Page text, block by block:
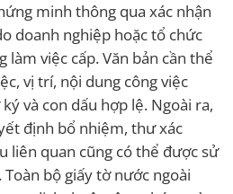
minh thông qua xác nhận
doanh nghiệp hoặc tổ chức
làm việc cấp. Văn bản cần thể
vị trí, nội dung công việc
và con dấu hợp lệ. Ngoài ra,
định bổ nhiệm, thư xác
liên quan cũng có thể được sử
bộ giấy tờ nước ngoài